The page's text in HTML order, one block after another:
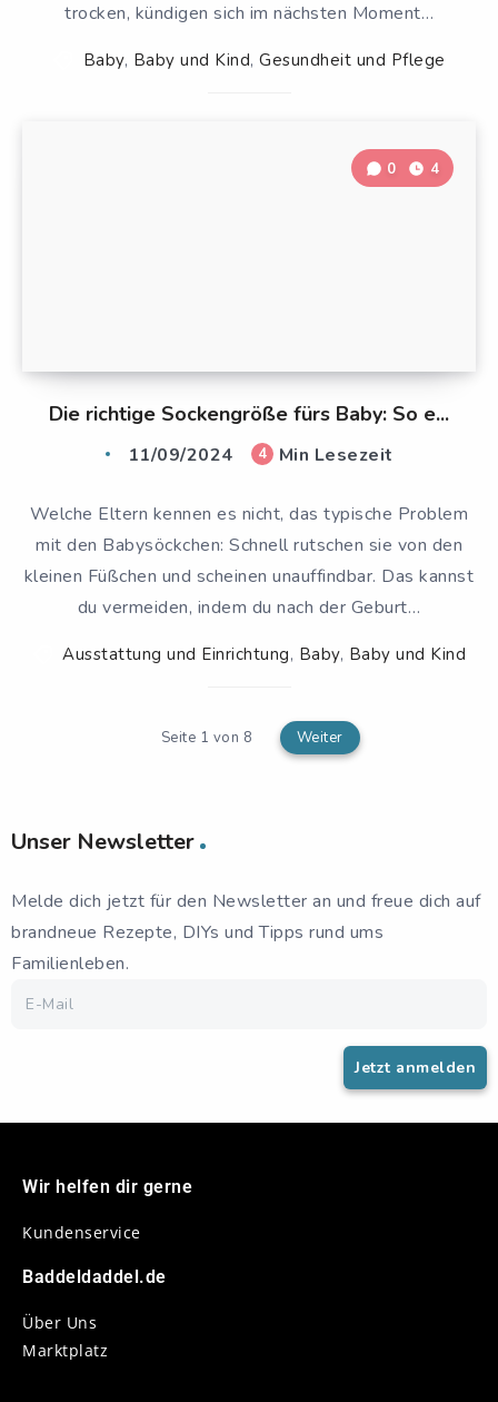
trocken, kündigen sich im nächsten Moment…
Baby, Baby und Kind,Gesundheit und Pflege
Die richtige Sockengröße fürs Baby: So e...
0 4
11/09/2024 4 Min Lesezeit
Welche Eltern kennen es nicht, das typische Problem
mit den Babysöckchen: Schnell rutschen sie von den
kleinen Füßchen und scheinen unauffindbar. Das kannst
du vermeiden, indem du nach der Geburt…
Ausstattung und Einrichtung, Baby, Baby und Kind
Seite 1 von 8 Weiter
Unser Newsletter
Melde dich jetzt für den Newsletter an und freue dich auf
brandneue Rezepte, DIYs und Tipps rund ums
Familienleben.
Wir helfen dir gerne
Kundenservice
Baddeldaddel.de
Über Uns
Marktplatz